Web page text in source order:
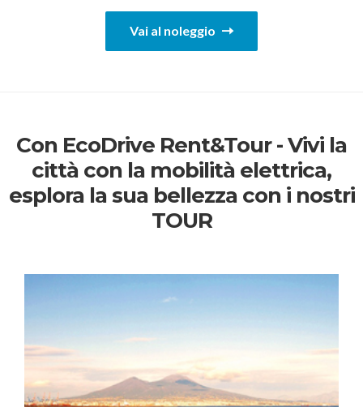
Vai al noleggio
Con EcoDrive Rent&Tour - Vivi la
città con la mobilità elettrica,
esplora la sua bellezza con i nostri
TOUR